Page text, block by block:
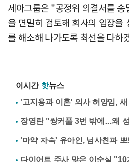
세아그룹은 "공정위 의결서를
을 면밀히 검토해 회사의 입장을
를 해소해 나가도록 최선을 다하
이시간 핫뉴스
'고지용과 이혼' 의사 허양임,
장영란 "쌍커풀 3번 밖에…왜
'마약 자숙' 유아인, 남사친과
다이어트 주사 맞은 이순실